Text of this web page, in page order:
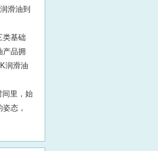
滑油到
类基础
产品拥
润滑油
间里，始
态，